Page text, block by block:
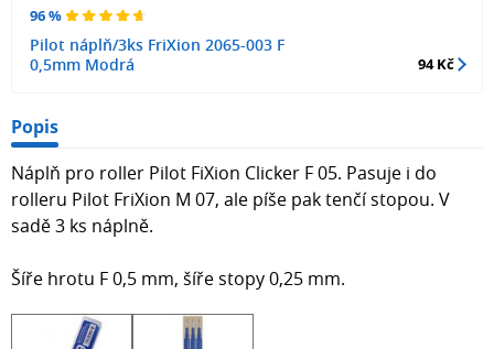
96 %
Pilot náplň/3ks FriXion 2065-003 F
0,5mm Modrá
94 Kč
Popis
Náplň pro roller Pilot FiXion Clicker F 05. Pasuje i do
rolleru Pilot FriXion M 07, ale píše pak tenčí stopou. V
sadě 3 ks náplně.
Šíře hrotu F 0,5 mm, šíře stopy 0,25 mm.